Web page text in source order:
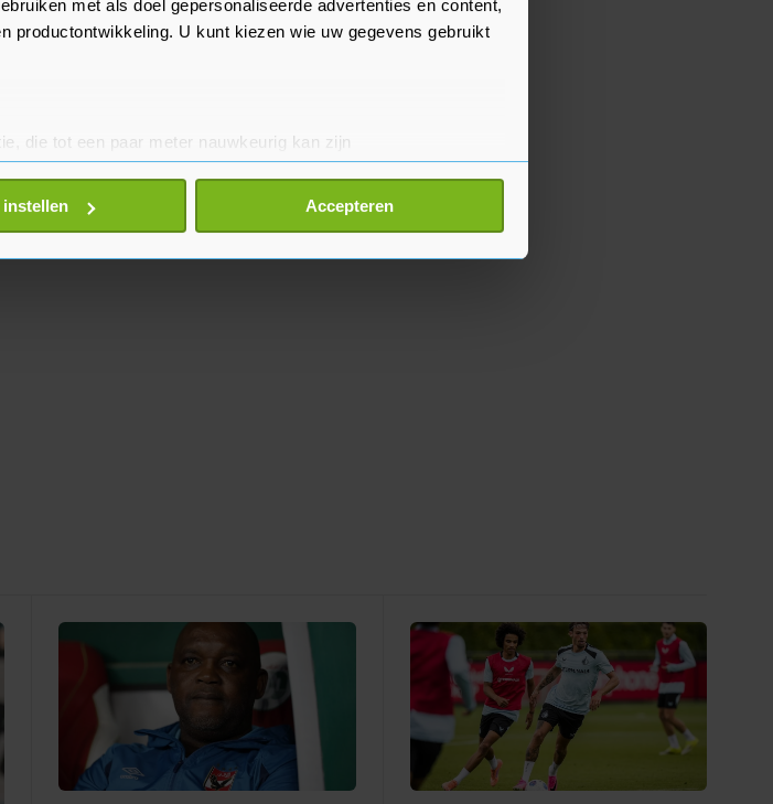
met als doel gepersonaliseerde advertenties en content,
productontwikkeling. U kunt kiezen wie uw gegevens gebruikt
die tot een paar meter nauwkeurig kan zijn
op specifieke eigenschappen (fingerprinting)
en stel uw voorkeuren in het
detailgedeelte
instellen Accepteren